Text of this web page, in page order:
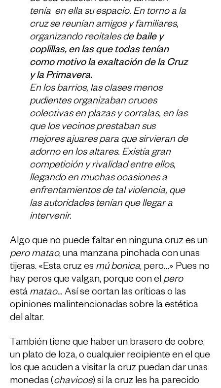
tenía en ella su espacio. En torno a la
cruz se reunían amigos y familiares,
organizando recitales debaile y
coplillas, en las que todas tenían
como motivo la exaltación de la Cruz
y la Primavera.
En los barrios, las clases menos
pudientes organizaban cruces
colectivas en plazas y corralas, en las
que los vecinos prestaban sus
mejores ajuares para que sirvieran de
adorno en los altares. Existía gran
competición y rivalidad entre ellos,
llegando en muchas ocasiones a
enfrentamientos de tal violencia, que
las autoridades tenían que llegar a
intervenir.
Algo que no puede faltar en ninguna cruz es un
pero matao, una manzana pinchada con unas
tijeras. «Esta cruz es mú bonica, pero…» Pues no
hay peros que valgan, porque con elpero
está matao… Así se cortan las críticas o las
opiniones malintencionadas sobre la estética
del altar.
También tiene que haber un brasero de cobre,
un plato de loza, o cualquier recipiente en el que
los que acuden a visitar la cruz puedan dar unas
monedas (chavicos) si la cruz les ha parecido